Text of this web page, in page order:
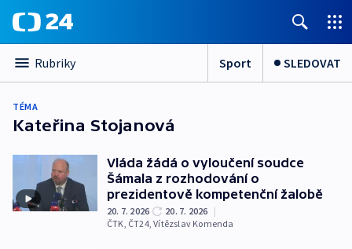
Rubriky Sport SLEDOVAT
TÉMA
Kateřina Stojanová
Vláda žádá o vyloučení soudce
Šámala z rozhodování o
prezidentově kompetenční žalobě
20. 7. 2026 20. 7. 2026 |
ČTK, ČT24,Vítězslav Komenda